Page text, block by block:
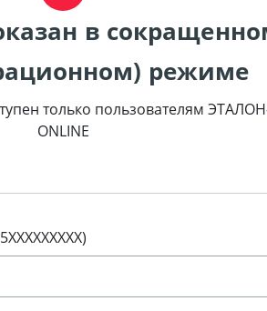
в
режиме
только пользователям
ONLINE